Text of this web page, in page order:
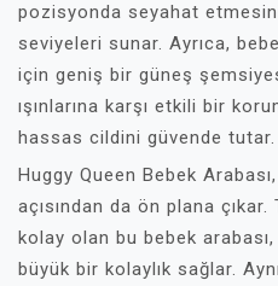
pozisyonda seyahat
seviyeleri sunar. Ayrıca,
için geniş bir güneş
ışınlarına karşı etkili bir
hassas cildini güvende tutar.
Huggy Queen Bebek Arabası,
açısından da ön plana çıkar.
kolay olan bu bebek
büyük bir kolaylık sağlar.